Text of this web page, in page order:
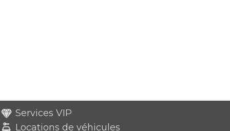
Services VIP
Locations de véhicules